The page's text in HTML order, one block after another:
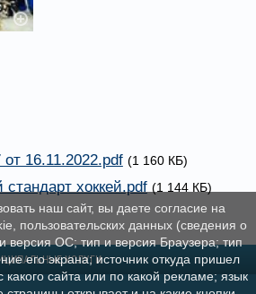
16.11.2022.pdf (1 160 КБ)
хоккей.pdf (1 144 КБ)
УСЛУГИ
наш сайт, вы даете согласие на
пользовательских данных (сведения о
версия ОС; тип и версия Браузера; тип
его экрана; источник откуда пришел
какого сайта или по какой рекламе; язык